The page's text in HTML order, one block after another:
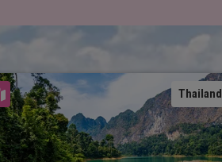
Thailand
Karte ansehen